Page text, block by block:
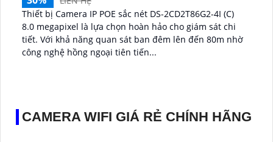
Thiết bị Camera IP POE sắc nét DS-2CD2T86G2-4I (C)
8.0 megapixel là lựa chọn hoàn hảo cho giám sát chi
tiết. Với khả năng quan sát ban đêm lên đến 80m nhờ
công nghệ hồng ngoại tiên tiến...
CAMERA WIFI GIÁ RẺ CHÍNH HÃNG